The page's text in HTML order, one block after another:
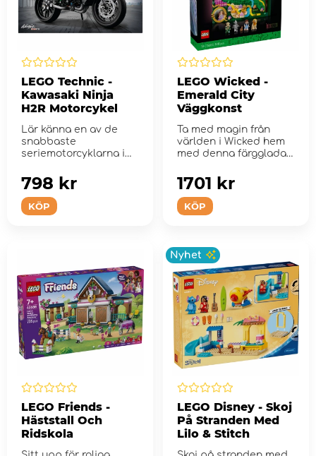
LEGO Technic -
Kawasaki Ninja
H2R Motorcykel
Lär känna en av de
snabbaste
seriemotorcyklarna i
KÖP
798 kr
LEGO Wicked -
Emerald City
Väggkonst
Ta med magin från
världen i Wicked hem
med denna färgglada
KÖP
1701 kr
LEGO Friends -
Häststall Och
Ridskola
Nyhet
LEGO Disney - Skoj
På Stranden Med
Lilo & Stitch